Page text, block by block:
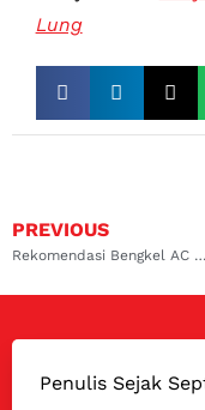
Lung
PREVIOUS
Rekomendasi Bengkel AC Mobil Ciputat Terbaik
Penulis Sejak